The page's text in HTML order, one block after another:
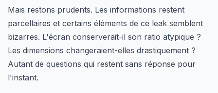
Mais restons prudents. Les informations restent
parcellaires et certains éléments de ce leak semblent
bizarres. L'écran conserverait-il son ratio atypique ?
Les dimensions changeraient-elles drastiquement ?
Autant de questions qui restent sans réponse pour
l'instant.